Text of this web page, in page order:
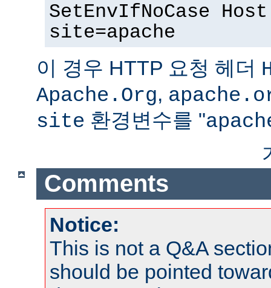
SetEnvIfNoCase
site=apache
이 경우 HTTP 요청 헤더
Apache.Org,
site 환경변수를 "
Comments
Notice:
This is not a Q&A
should be pointed